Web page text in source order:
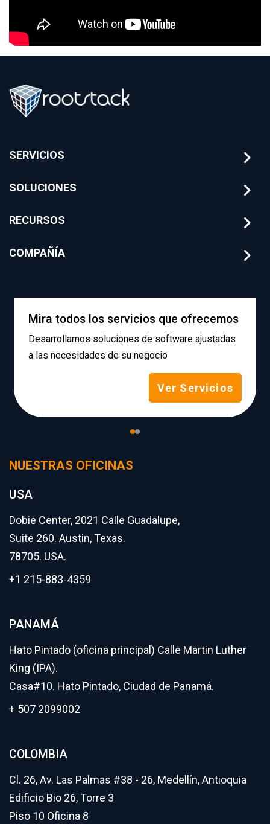
SERVICIOS
SOLUCIONES
RECURSOS
COMPAÑÍA
Mira todos los servicios que ofrecemos
Desarrollamos soluciones de software ajustadas
a las necesidades de su negocio
Ver Servicios
NUESTRAS OFICINAS
USA
Dobie Center, 2021 Calle Guadalupe,
Suite 260. Austin, Texas.
78705. USA.
+1 215-883-4359
PANAMÁ
Hato Pintado (oficina principal) Calle Martin Luther
King (IPA).
Casa#10. Hato Pintado, Ciudad de Panamá.
+ 507 2099002
COLOMBIA
Cl. 26, Av. Las Palmas #38 - 26, Medellín, Antioquia
Edificio Bio 26, Torre 3
Piso 10 Oficina 8